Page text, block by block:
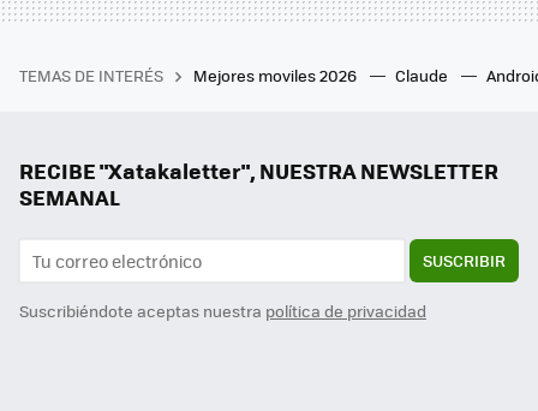
TEMAS DE INTERÉS Mejores moviles 2026 Claude
RECIBE "Xatakaletter", NUESTRA NEWSLETTER
SEMANAL
SUSCRIBIR
Suscribiéndote aceptas nuestra política de privacidad